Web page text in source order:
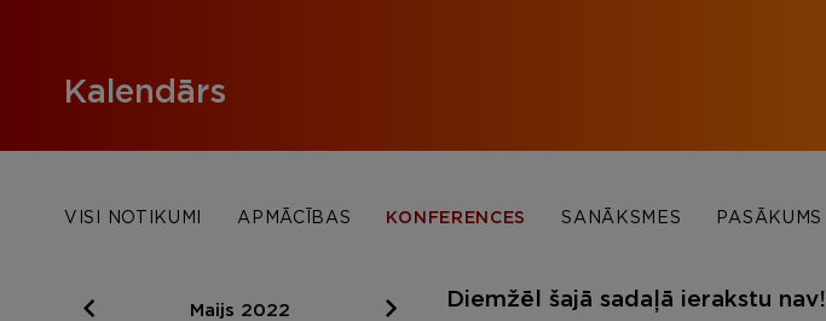
Kalendārs
VISI NOTIKUMI APMĀCĪBAS KONFERENCES SANĀKSMES PASĀKUMS
Maijs 2022 Diemžēl šajā sadaļā ierakstu nav!